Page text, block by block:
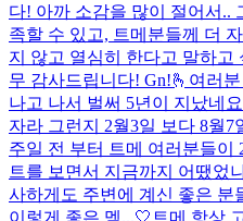
다! 아까 소감을 많이 절어서..
족할 수 있고, 트메분들께 더
지 않고 열심히 한다고 말하고
무 감사드립니다! Gn!🫰 여러
나고 나서 벌써 5년이 지났네
자라 그런지 2월3일 보다 8월
주일 전 부터 트메 여러분들이
트를 보면서 지금까지 어땠었
사하게도 주변에 계신 좋은 분
이렇게 좋은 멤...🤍트메 항상